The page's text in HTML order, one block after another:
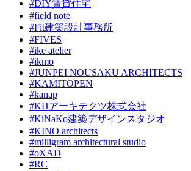
#DIY賃貸住宅
#field note
#Fit建築設計事務所
#FIVES
#ike atelier
#ikmo
#JUNPEI NOUSAKU ARCHITECTS
#KAMITOPEN
#kanap
#KHアーキテクツ株式会社
#KiNaKo建築デザインスタジオ
#KINO architects
#milligram architectural studio
#oXAD
#RC